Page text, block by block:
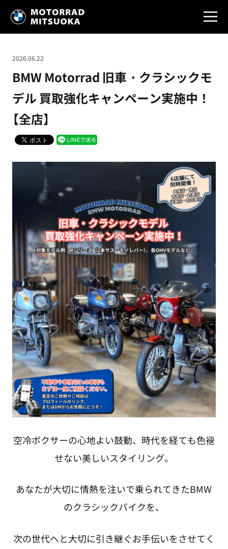
BMW Motorrad 旧車・クラシックモ
デル 買取強化キャンペーン実施中！
【全店】
2026.06.22
空冷ボクサーの心地よい鼓動、時代を経ても色褪
せない美しいスタイリング。
あなたが大切に情熱を注いで乗られてきたBMW
のクラシックバイクを、
次の世代へと大切に引き継ぐお手伝いをさせてく